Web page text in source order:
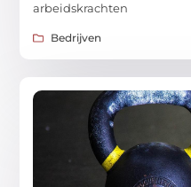
arbeidskrachten
Bedrijven